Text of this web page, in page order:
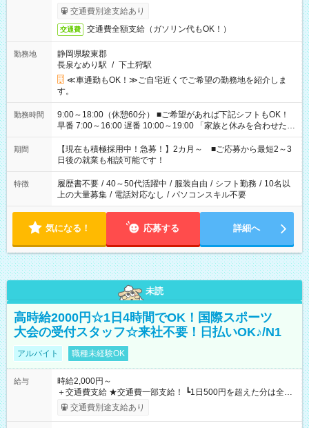
交通費別途支給あり
交通費 交通費全額支給（ガソリン代もOK！）
勤務地
静岡県駿東郡
長泉なめり駅 / 下土狩駅
≪車通勤もOK！≫ご自宅近くでご希望の勤務地を紹介しま
す。
勤務時間
9:00～18:00（休憩60分） ■ご希望があれば下記シフトもOK！
早番 7:00～16:00 遅番 10:00～19:00 「家族と休みを合わせた
い」 「余裕を持って夕飯の準備がしたい」 「できれば残業はし
たくない」 など、ご希望を教えてくださいね。 ※Wワーク希望
の方へ 今ご覧のお仕事で希望する勤務時間と、もう1つのお仕事
の勤務時間。 合計で週40時間を超える場合は応募できません。
期間
【現在も積極採用中！急募！】2カ月～ ■ご応募から最短2～3
日後の就業も相談可能です！
特徴 履歴書不要 / 40～50代活躍中 / 服装自由 / シフト勤務 / 10名以
上の大量募集 / 電話対応なし / パソコンスキル不要
気になる！ 応募する 詳細へ
未読
高時給2000円☆1日4時間でOK！国際スポーツ
大会の受付スタッフ☆来社不要！日払いOK♪/N1
アルバイト 職種未経験OK
給与
時給2,000円～
＋交通費支給 ★交通費一部支給！ ┗1日500円を超えた分は全額
支給！ ※往復500円以内の方は自己負担となります ★日払い
OK！（規定あり） ┗働いたその日に現金GET♪ お仕事後はコン
交通費別途支給あり